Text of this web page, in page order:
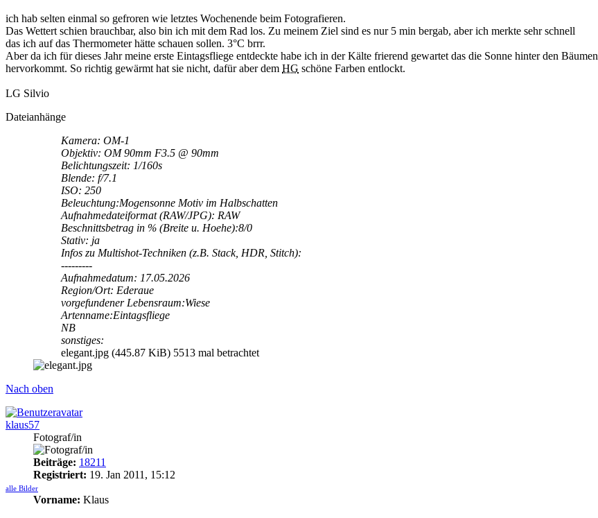
ich hab selten einmal so gefroren wie letztes Wochenende beim Fotografieren.
Das Wettert schien brauchbar, also bin ich mit dem Rad los. Zu meinem Ziel sind es nur 5 min bergab, aber ich merkte sehr schnell
das ich auf das Thermometer hätte schauen sollen. 3°C brrr.
Aber da ich für dieses Jahr meine erste Eintagsfliege entdeckte habe ich in der Kälte frierend gewartet das die Sonne hinter den Bäumen
hervorkommt. So richtig gewärmt hat sie nicht, dafür aber dem HG schöne Farben entlockt.
LG Silvio
Dateianhänge
Kamera: OM-1
Objektiv: OM 90mm F3.5 @ 90mm
Belichtungszeit: 1/160s
Blende: f/7.1
ISO: 250
Beleuchtung:Mogensonne Motiv im Halbschatten
Aufnahmedateiformat (RAW/JPG): RAW
Beschnittsbetrag in % (Breite u. Hoehe):8/0
Stativ: ja
Infos zu Multishot-Techniken (z.B. Stack, HDR, Stitch):
---------
Aufnahmedatum: 17.05.2026
Region/Ort: Ederaue
vorgefundener Lebensraum:Wiese
Artenname:Eintagsfliege
NB
sonstiges:
elegant.jpg (445.87 KiB) 5513 mal betrachtet
Nach oben
klaus57
Fotograf/in
Beiträge: 18211
Registriert: 19. Jan 2011, 15:12
alle Bilder
Vorname: Klaus